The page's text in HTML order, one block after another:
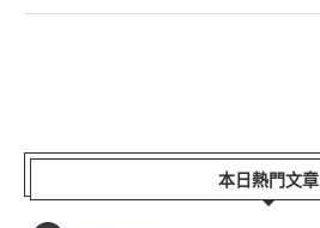
本日熱門文章